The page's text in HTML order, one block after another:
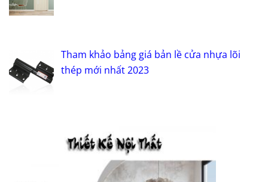
Tham khảo bảng giá bản lề cửa nhựa lõi
thép mới nhất 2023